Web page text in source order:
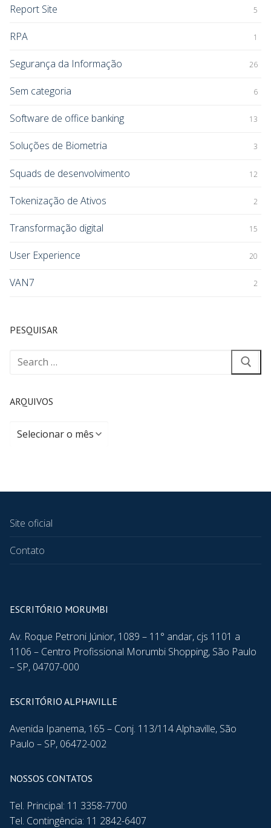
Report Site 5
RPA 1
Segurança da Informação 26
Sem categoria 6
Software de office banking 13
Soluções de Biometria 3
Squads de desenvolvimento 12
Tokenização de Ativos 2
Transformação digital 15
User Experience 20
VAN7 2
PESQUISAR
ARQUIVOS
Site oficial
Contato
ESCRITÓRIO MORUMBI
Av. Roque Petroni Júnior, 1089 – 11° andar, cjs 1101 a
1106 – Centro Profissional Morumbi Shopping, São Paulo
– SP, 04707-000
ESCRITÓRIO ALPHAVILLE
Avenida Ipanema, 165 – Conj. 113/114 Alphaville, São
Paulo – SP, 06472-002
NOSSOS CONTATOS
Tel. Principal: 11 3358-7700
Tel. Contingência: 11 2842-6407